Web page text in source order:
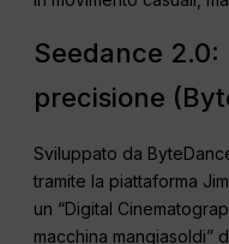
Seedance
precisione
Sviluppato da
tramite la piattaforma
un “Digital
macchina mangiasoldi”